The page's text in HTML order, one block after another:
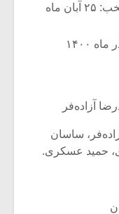
تاریخ داوری و اعلام اسامی منتخب: ۲۵ آبان ماه
ساسان
حمید عسکری.